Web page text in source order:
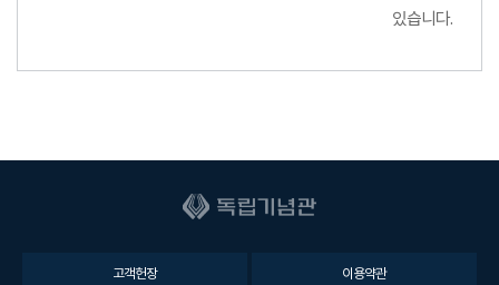
있습니다.
고객헌장 이용약관